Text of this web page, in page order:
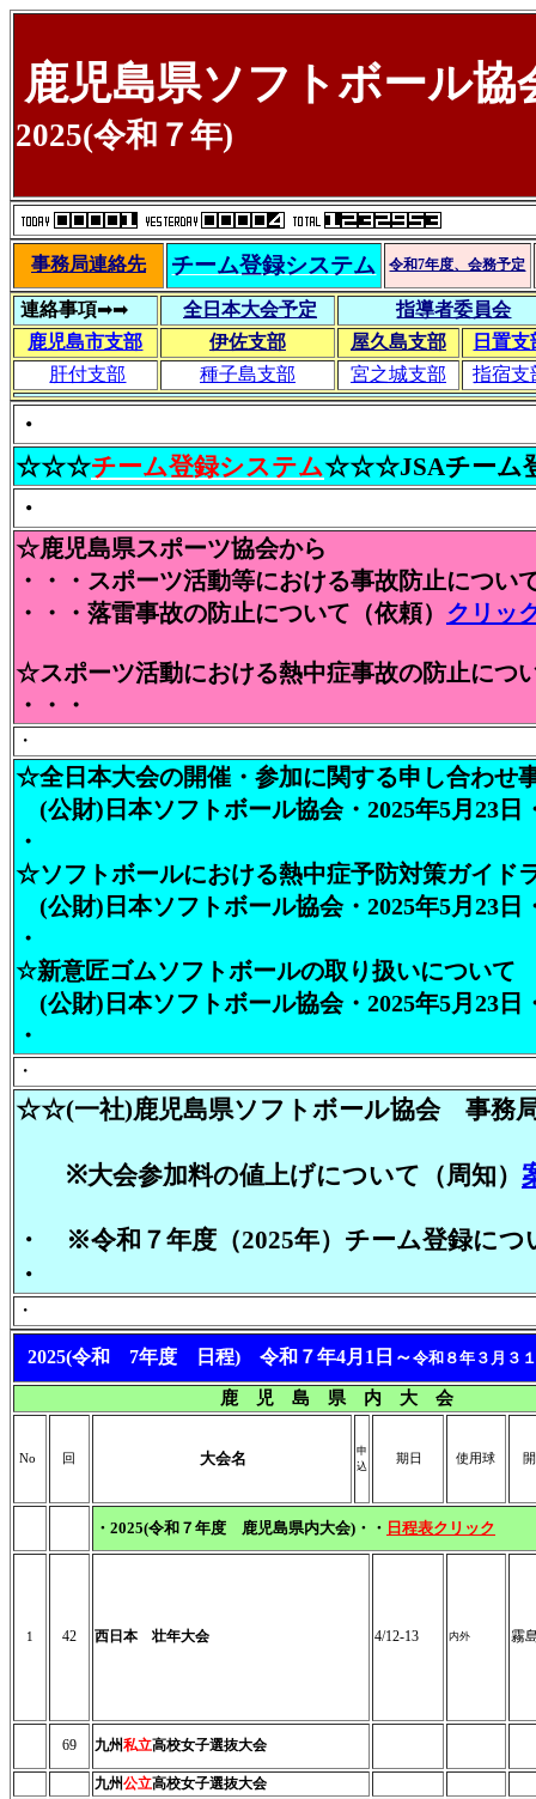
鹿児島県ソフトボール協
2025(令和７年)
事務局連絡先 チーム登録システム 令和7年度、会務予定
連絡事項➡➡ 全日本大会予定
指導者委員会
鹿児島市支部
伊佐支部 屋久島支部
日置支
肝付支部
種子島支部 宮之城支部 指宿支
・
☆☆☆チーム登録システム☆☆☆JSAチーム登
・
☆鹿児島県スポーツ協会から
・・・スポーツ活動等における事故防止につい
・・・落雷事故の防止について（依頼） クリッ
☆スポーツ活動における熱中症事故の防止につ
・・・
・
☆全日本大会の開催・参加に関する申し合わせ
(公財)日本ソフトボール協会・2025年5月23日
・
☆ソフトボールにおける熱中症予防対策ガイド
(公財)日本ソフトボール協会・2025年5月23日
・
☆新意匠ゴムソフトボールの取り扱いについて
(公財)日本ソフトボール協会・2025年5月23日
・
・
☆☆(一社)鹿児島県ソフトボール協会 事務
※大会参加料の値上げについて（周知）
・ ※令和７年度（2025年）チーム登録につ
・
・
2025(令和 7年度 日程) 令和７年4月1日～令和８年３月３
鹿 児 島 県 内 大 会
No 回 大会名
申
込
期日 使用球
・2025(令和７年度 鹿児島県内大会)・・ 日程表クリック
1 42 西日本 壮年大会 4/12-13 内外 霧
69 九州私立高校女子選抜大会
九州公立高校女子選抜大会